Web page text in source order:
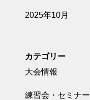
2025年10月
カテゴリー
大会情報
練習会・セミナー